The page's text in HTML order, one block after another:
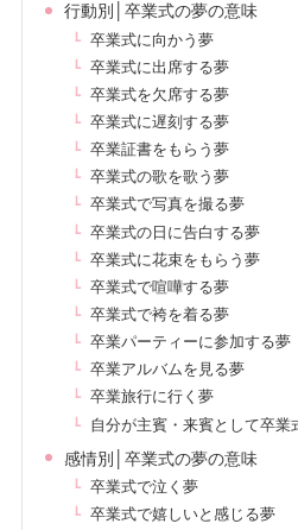
行動別│卒業式の夢の意味
卒業式に向かう夢
卒業式に出席する夢
卒業式を欠席する夢
卒業式に遅刻する夢
卒業証書をもらう夢
卒業式の歌を歌う夢
卒業式で写真を撮る夢
卒業式の日に告白する夢
卒業式に花束をもらう夢
卒業式で喧嘩する夢
卒業式で袴を着る夢
卒業パーティーに参加する夢
卒業アルバムを見る夢
卒業旅行に行く夢
自分が主賓・来賓として卒業
感情別│卒業式の夢の意味
卒業式で泣く夢
卒業式で嬉しいと感じる夢